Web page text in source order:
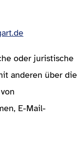
oder juristische
anderen über die
E-Mail-